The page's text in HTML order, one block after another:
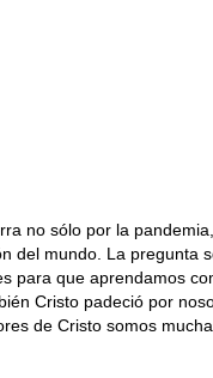
no sólo por la
del mundo. La
para que aprendamos
Cristo padeció por
de Cristo somos